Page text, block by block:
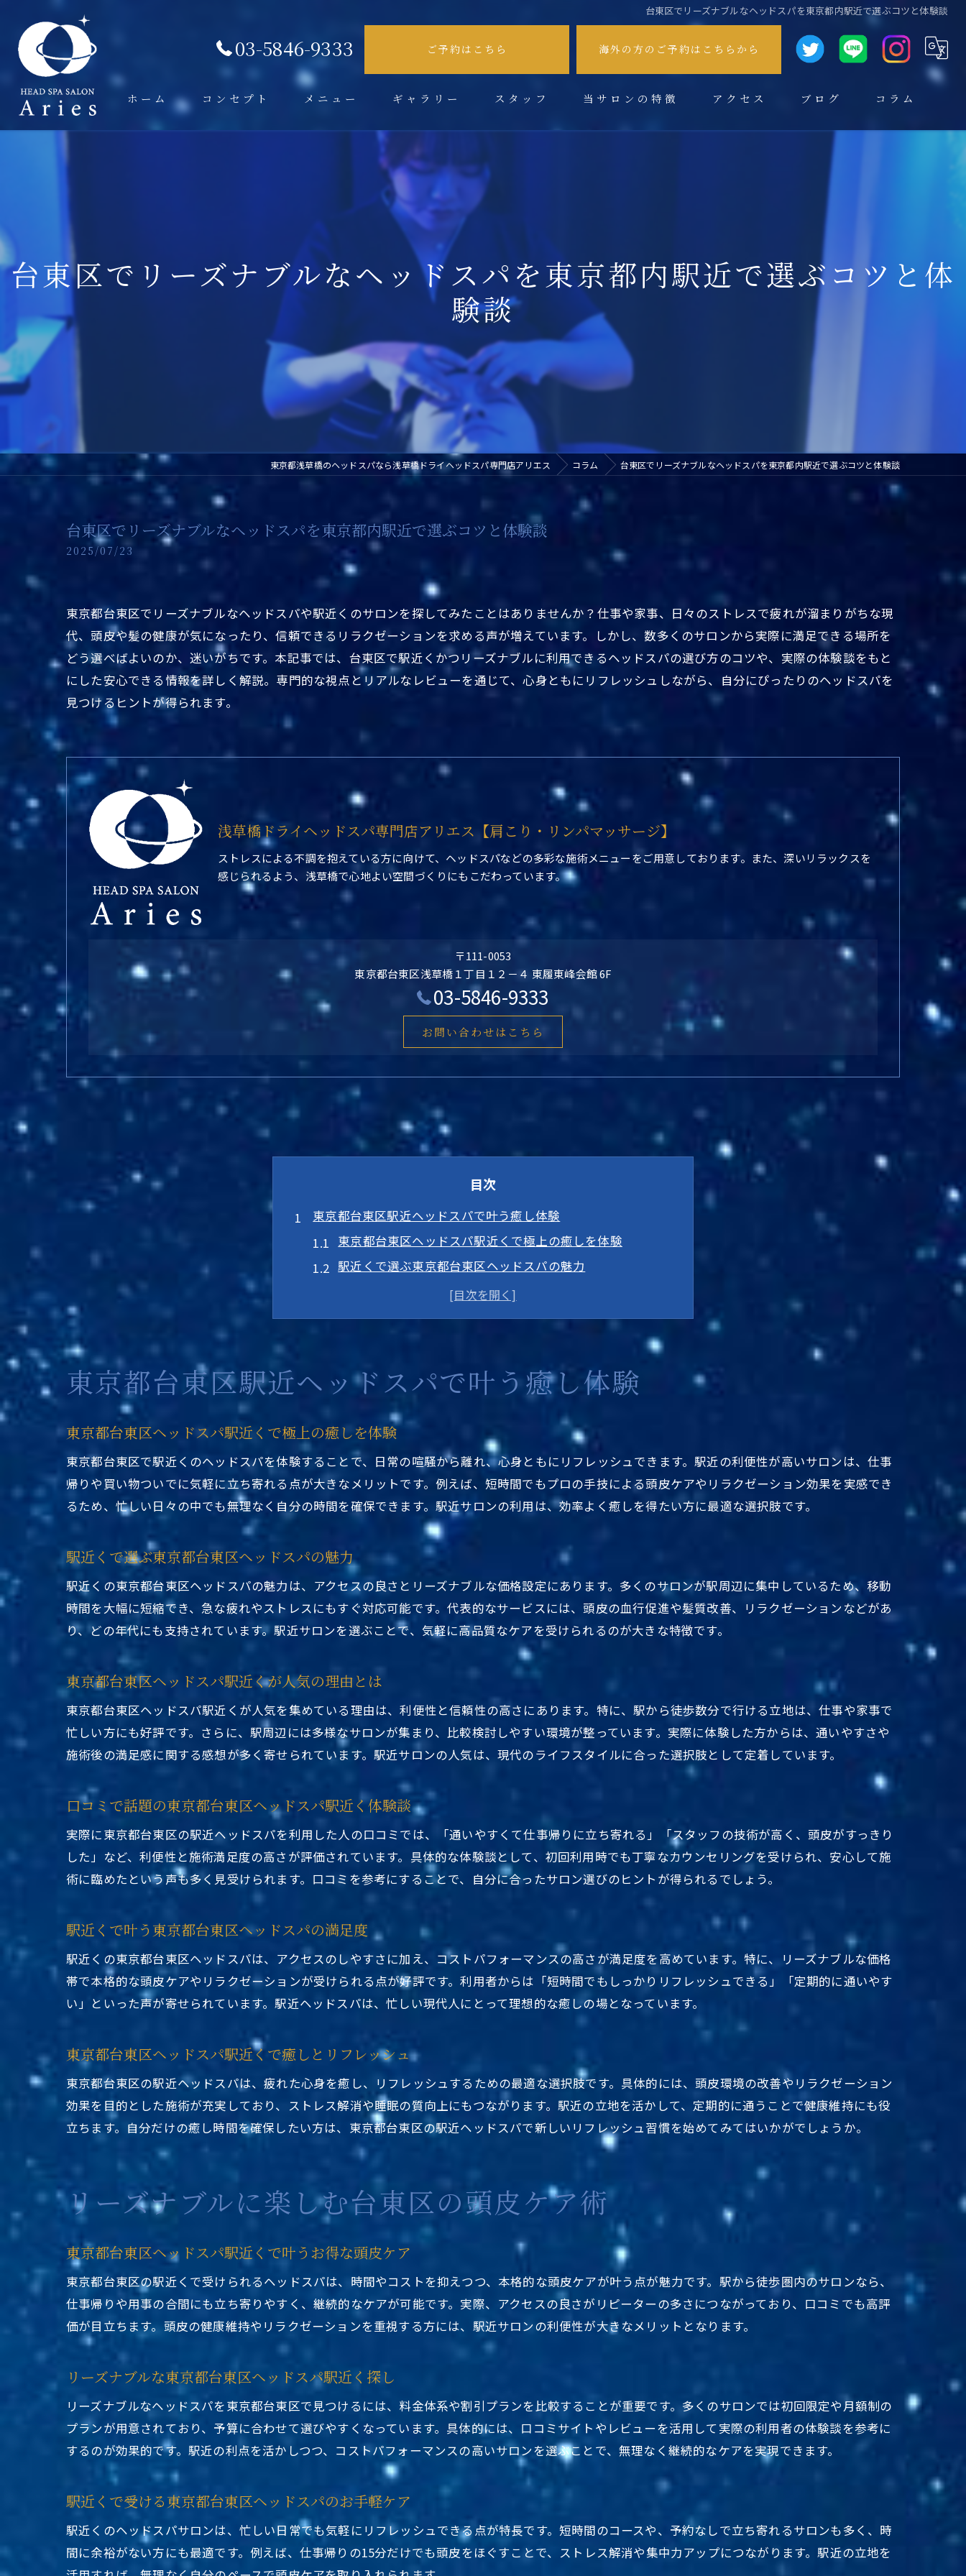
台東区でリーズナブルなヘッドスパを東京都内駅近で選ぶコツと体験談
03-5846-9333 ご予約はこちら 海外の方のご予約はこちらから
ホーム コンセプト メニュー ギャラリー スタッフ 当サロンの特徴
ドライヘッドスパ
アクセス ブログ コラム
台東区でリーズナブルなヘッドスパを東京都内駅近で選ぶコツと体
験談
東京都浅草橋のヘッドスパなら浅草橋ドライヘッドスパ専門店アリエス コラム 台東区でリーズナブルなヘッドスパを東京都内駅近で選ぶコツと体験談
台東区でリーズナブルなヘッドスパを東京都内駅近で選ぶコツと体験談
2025/07/23
東京都台東区でリーズナブルなヘッドスパや駅近くのサロンを探してみたことはありませんか？仕事や家事、日々のストレスで疲れが溜まりがちな現
代、頭皮や髪の健康が気になったり、信頼できるリラクゼーションを求める声が増えています。しかし、数多くのサロンから実際に満足できる場所を
どう選べばよいのか、迷いがちです。本記事では、台東区で駅近くかつリーズナブルに利用できるヘッドスパの選び方のコツや、実際の体験談をもと
にした安心できる情報を詳しく解説。専門的な視点とリアルなレビューを通じて、心身ともにリフレッシュしながら、自分にぴったりのヘッドスパを
見つけるヒントが得られます。
浅草橋ドライヘッドスパ専門店アリエス【肩こり・リンパマッサージ】
ストレスによる不調を抱えている方に向けて、ヘッドスパなどの多彩な施術メニューをご用意しております。また、深いリラックスを
感じられるよう、浅草橋で心地よい空間づくりにもこだわっています。
〒111-0053
東京都台東区浅草橋１丁目１２－４ 東履東峰会館 6F
03-5846-9333
お問い合わせはこちら
目次
東京都台東区駅近ヘッドスパで叶う癒し体験
東京都台東区ヘッドスパ駅近くで極上の癒しを体験
駅近くで選ぶ東京都台東区ヘッドスパの魅力
東京都台東区ヘッドスパ駅近くが人気の理由とは
口コミで話題の東京都台東区ヘッドスパ駅近く体験談
東京都台東区ヘッドスパ駅近くで癒しとリフレッシュ
リーズナブルに楽しむ台東区の頭皮ケア術
東京都台東区ヘッドスパ駅近くで叶うお得な頭皮ケア
リーズナブルな東京都台東区ヘッドスパ駅近く探し
駅近くで受ける東京都台東区ヘッドスパのお手軽ケア
東京都台東区ヘッドスパ駅近くで実現する賢い頭皮ケア
コスパ抜群の東京都台東区ヘッドスパ駅近く利用法
東京都台東区ヘッドスパ駅近くで安く頭皮ケアを体験
駅からすぐ通える東京都台東区ヘッドスパ特集
東京都台東区ヘッドスパ駅近くの通いやすさを解説
駅近くで選べる東京都台東区ヘッドスパ特集
東京都台東区ヘッドスパ駅近くは忙しい人に最適
駅すぐの東京都台東区ヘッドスパで日常に癒しを
東京都台東区ヘッドスパ駅近くなら仕事帰りにも便利
東京都台東区ヘッドスパ駅近くで快適な通い方のコツ
口コミで話題のリーズナブルなヘッドスパ選び
口コミで評判の東京都台東区ヘッドスパ駅近く
東京都台東区ヘッドスパ駅近くの実体験レビュー紹介
駅近くの東京都台東区ヘッドスパ口コミ比較のポイント
東京都台東区ヘッドスパ駅近く選びで重視すべき点
リーズナブルな東京都台東区ヘッドスパの口コミ傾向
ヘッドスパなら台東区駅近が通いやすい理由
東京都台東区ヘッドスパ駅近くが通いやすい秘密
駅近くで選ばれる東京都台東区ヘッドスパの魅力
東京都台東区ヘッドスパ駅近くで叶う継続ケア
東京都台東区ヘッドスパ駅近くが人気の便利ポイント
東京都台東区ヘッドスパ駅近くで続けやすい理由とは
初めてでも安心な東京都台東区のヘッドスパ体験談
東京都台東区ヘッドスパ駅近く初心者の安心体験談
駅近くで体験できる東京都台東区ヘッドスパの魅力
はじめてでも安心な東京都台東区ヘッドスパ駅近く
東京都台東区ヘッドスパ駅近くで受けた口コミ体験談
東京都台東区ヘッドスパ駅近くの安心施術ポイント
頭皮洗浄や頭浸浴も叶う台東区の注目ポイント
東京都台東区ヘッドスパ駅近くで頭皮洗浄が充実
駅近くで叶う東京都台東区ヘッドスパの頭浸浴体験
東京都台東区ヘッドスパ駅近くの新しいケア方法
話題の東京都台東区ヘッドスパ駅近く頭皮洗浄特集
東京都台東区ヘッドスパ駅近くで注目の頭皮ケア施術
東京都台東区ヘッドスパ駅近くで頭浸浴が受けられる
東京都台東区ヘッドスパ選びで押さえたいコツ
東京都台東区ヘッドスパ駅近く選びのポイント解説
駅近くの東京都台東区ヘッドスパで後悔しない選び方
東京都台東区ヘッドスパ駅近く利用前に知っておきたいこと
東京都台東区ヘッドスパ駅近くを賢く選ぶ秘訣
東京都台東区駅近ヘッドスパで叶う癒し体験
東京都台東区ヘッドスパ駅近くで極上の癒しを体験
東京都台東区で駅近くのヘッドスパを体験することで、日常の喧騒から離れ、心身ともにリフレッシュできます。駅近の利便性が高いサロンは、仕事
帰りや買い物ついでに気軽に立ち寄れる点が大きなメリットです。例えば、短時間でもプロの手技による頭皮ケアやリラクゼーション効果を実感でき
るため、忙しい日々の中でも無理なく自分の時間を確保できます。駅近サロンの利用は、効率よく癒しを得たい方に最適な選択肢です。
駅近くで選ぶ東京都台東区ヘッドスパの魅力
駅近くの東京都台東区ヘッドスパの魅力は、アクセスの良さとリーズナブルな価格設定にあります。多くのサロンが駅周辺に集中しているため、移動
時間を大幅に短縮でき、急な疲れやストレスにもすぐ対応可能です。代表的なサービスには、頭皮の血行促進や髪質改善、リラクゼーションなどがあ
り、どの年代にも支持されています。駅近サロンを選ぶことで、気軽に高品質なケアを受けられるのが大きな特徴です。
東京都台東区ヘッドスパ駅近くが人気の理由とは
東京都台東区ヘッドスパ駅近くが人気を集めている理由は、利便性と信頼性の高さにあります。特に、駅から徒歩数分で行ける立地は、仕事や家事で
忙しい方にも好評です。さらに、駅周辺には多様なサロンが集まり、比較検討しやすい環境が整っています。実際に体験した方からは、通いやすさや
施術後の満足感に関する感想が多く寄せられています。駅近サロンの人気は、現代のライフスタイルに合った選択肢として定着しています。
口コミで話題の東京都台東区ヘッドスパ駅近く体験談
実際に東京都台東区の駅近ヘッドスパを利用した人の口コミでは、「通いやすくて仕事帰りに立ち寄れる」「スタッフの技術が高く、頭皮がすっきり
した」など、利便性と施術満足度の高さが評価されています。具体的な体験談として、初回利用時でも丁寧なカウンセリングを受けられ、安心して施
術に臨めたという声も多く見受けられます。口コミを参考にすることで、自分に合ったサロン選びのヒントが得られるでしょう。
駅近くで叶う東京都台東区ヘッドスパの満足度
駅近くの東京都台東区ヘッドスパは、アクセスのしやすさに加え、コストパフォーマンスの高さが満足度を高めています。特に、リーズナブルな価格
帯で本格的な頭皮ケアやリラクゼーションが受けられる点が好評です。利用者からは「短時間でもしっかりリフレッシュできる」「定期的に通いやす
い」といった声が寄せられています。駅近ヘッドスパは、忙しい現代人にとって理想的な癒しの場となっています。
東京都台東区ヘッドスパ駅近くで癒しとリフレッシュ
東京都台東区の駅近ヘッドスパは、疲れた心身を癒し、リフレッシュするための最適な選択肢です。具体的には、頭皮環境の改善やリラクゼーション
効果を目的とした施術が充実しており、ストレス解消や睡眠の質向上にもつながります。駅近の立地を活かして、定期的に通うことで健康維持にも役
立ちます。自分だけの癒し時間を確保したい方は、東京都台東区の駅近ヘッドスパで新しいリフレッシュ習慣を始めてみてはいかがでしょうか。
リーズナブルに楽しむ台東区の頭皮ケア術
東京都台東区ヘッドスパ駅近くで叶うお得な頭皮ケア
東京都台東区の駅近くで受けられるヘッドスパは、時間やコストを抑えつつ、本格的な頭皮ケアが叶う点が魅力です。駅から徒歩圏内のサロンなら、
仕事帰りや用事の合間にも立ち寄りやすく、継続的なケアが可能です。実際、アクセスの良さがリピーターの多さにつながっており、口コミでも高評
価が目立ちます。頭皮の健康維持やリラクゼーションを重視する方には、駅近サロンの利便性が大きなメリットとなります。
リーズナブルな東京都台東区ヘッドスパ駅近く探し
リーズナブルなヘッドスパを東京都台東区で見つけるには、料金体系や割引プランを比較することが重要です。多くのサロンでは初回限定や月額制の
プランが用意されており、予算に合わせて選びやすくなっています。具体的には、口コミサイトやレビューを活用して実際の利用者の体験談を参考に
するのが効果的です。駅近の利点を活かしつつ、コストパフォーマンスの高いサロンを選ぶことで、無理なく継続的なケアを実現できます。
駅近くで受ける東京都台東区ヘッドスパのお手軽ケア
駅近くのヘッドスパサロンは、忙しい日常でも気軽にリフレッシュできる点が特長です。短時間のコースや、予約なしで立ち寄れるサロンも多く、時
間に余裕がない方にも最適です。例えば、仕事帰りの15分だけでも頭皮をほぐすことで、ストレス解消や集中力アップにつながります。駅近の立地を